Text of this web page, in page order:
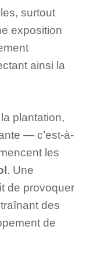
surtout
exposition
ainsi la
plantation,
— c’est-à-
les
. Une
de provoquer
des
de